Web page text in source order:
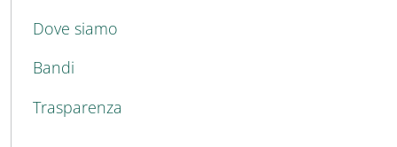
Dove siamo
Bandi
Trasparenza